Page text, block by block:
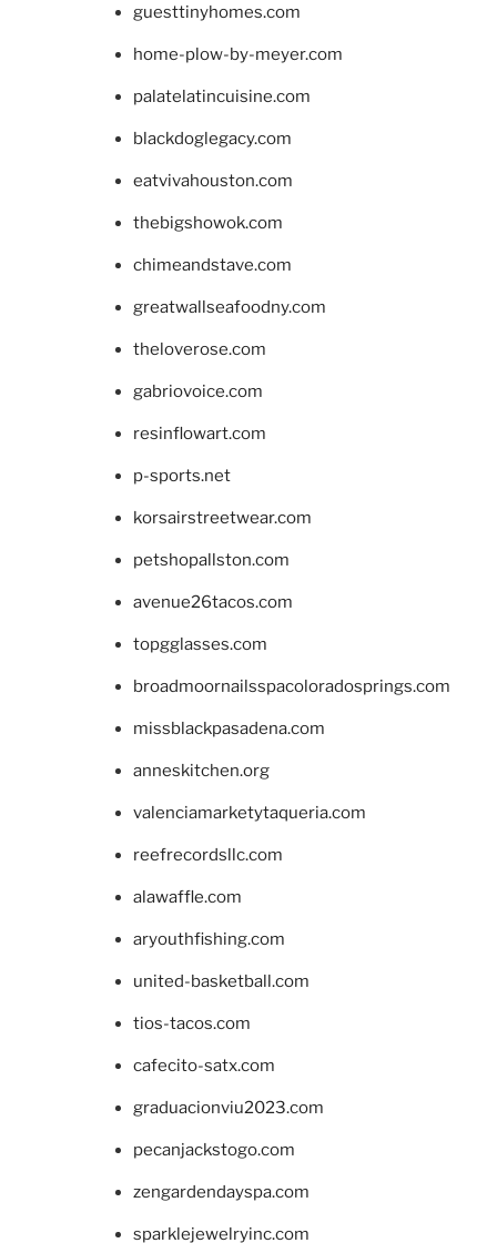
guesttinyhomes.com
home-plow-by-meyer.com
palatelatincuisine.com
blackdoglegacy.com
eatvivahouston.com
thebigshowok.com
chimeandstave.com
greatwallseafoodny.com
theloverose.com
gabriovoice.com
resinflowart.com
p-sports.net
korsairstreetwear.com
petshopallston.com
avenue26tacos.com
topgglasses.com
broadmoornailsspacoloradosprings.com
missblackpasadena.com
anneskitchen.org
valenciamarketytaqueria.com
reefrecordsllc.com
alawaffle.com
aryouthfishing.com
united-basketball.com
tios-tacos.com
cafecito-satx.com
graduacionviu2023.com
pecanjackstogo.com
zengardendayspa.com
sparklejewelryinc.com